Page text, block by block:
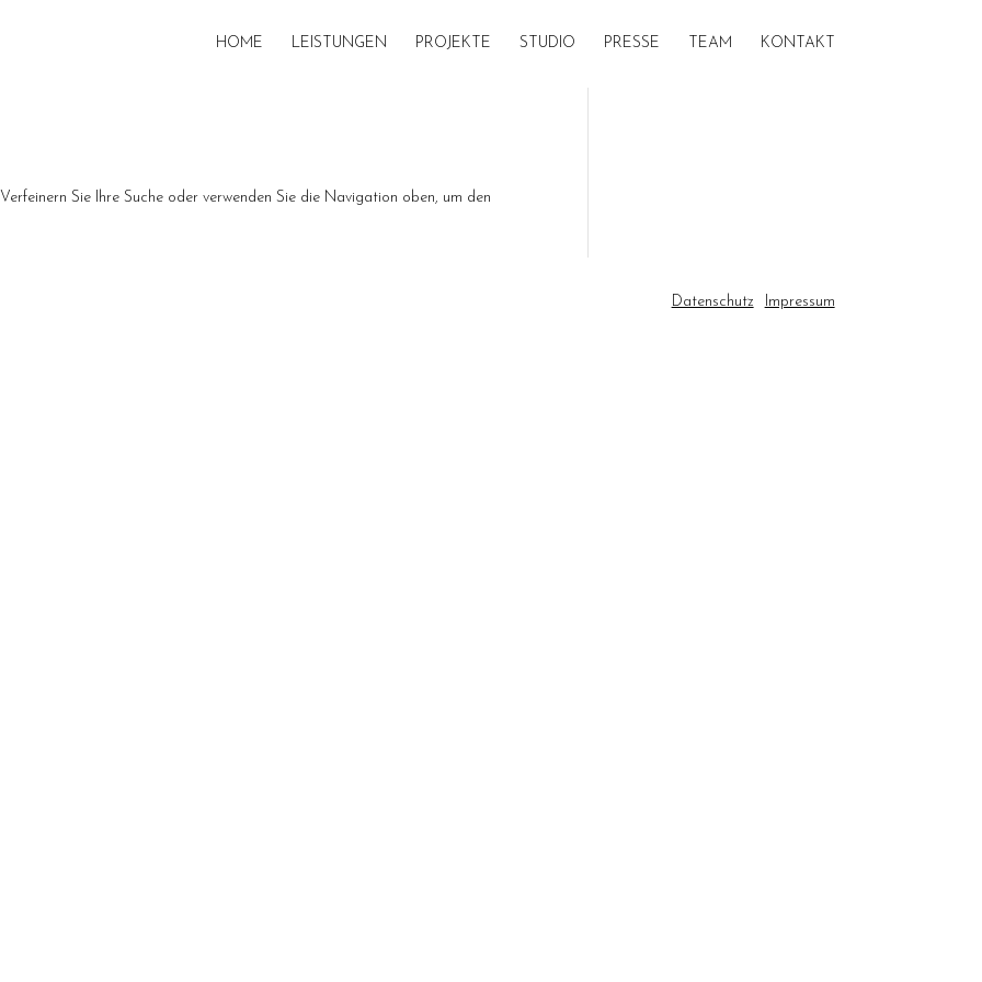
HOME LEISTUNGEN PROJEKTE STUDIO PRESSE TEAM KONTAKT
Sie Ihre Suche oder verwenden Sie die Navigation oben, um den
Impressum
Datenschutz